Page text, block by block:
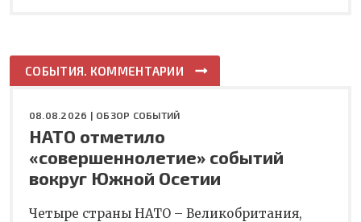
СОБЫТИЯ. КОММЕНТАРИИ
08.08.2026 | ОБЗОР СОБЫТИЙ
НАТО отметило
«совершеннолетие» событий
вокруг Южной Осетии
Четыре страны НАТО – Великобритания,